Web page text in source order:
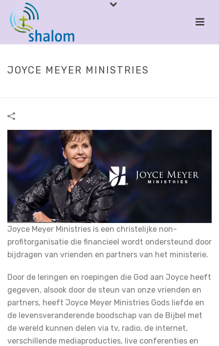
JOYCE MEYER MINISTRIES
Joyce Meyer Ministries is een christelijke non-
profitorganisatie die financieel wordt ondersteund door
bijdragen van vrienden en partners van het ministerie.
Door de leringen en roepingen die God aan Joyce heeft
gegeven, alsook door de steun van onze vrienden en
partners, heeft Joyce Meyer Ministries Gods liefde en
de levensveranderende boodschap van de Bijbel met
de wereld kunnen delen via tv, radio, de internet,
verschillende mediaproducties, live conferenties en